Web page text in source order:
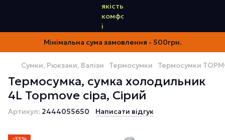
Мінімальна сума замовлення - 500грн.
Сумки, Рюкзаки, Валізи Термосумки Термосумки
Термосумка, сумка холодильник
4L Topmove сіра, Сірий
Артикул: 2444055650 Написати відгук